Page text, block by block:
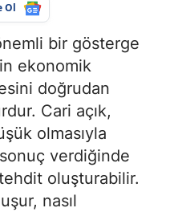
Ol
bir gösterge
ekonomik
doğrudan
Cari açık,
olmasıyla
verdiğinde
oluşturabilir.
nasıl